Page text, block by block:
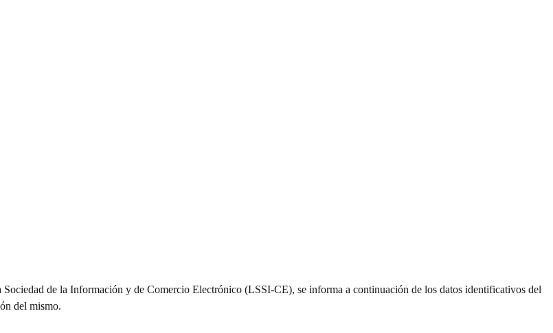
de la Información y de Comercio Electrónico (LSSI-CE), se informa a continuación de los datos identificativos del
del mismo.